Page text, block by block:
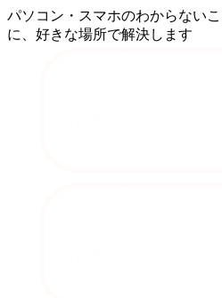
パソコン・スマホのわからない
に、好きな場所で解決します